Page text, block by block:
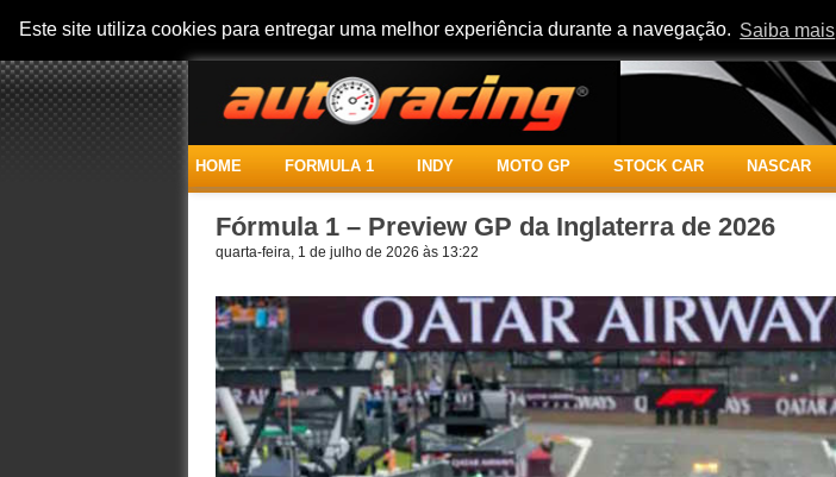
Este site utiliza cookies para entregar uma melhor experiência durante a navegação. Saiba mais
HOME FORMULA 1 INDY MOTO GP STOCK CAR NASCAR
Fórmula 1 – Preview GP da Inglaterra de 2026
quarta-feira, 1 de julho de 2026 às 13:22